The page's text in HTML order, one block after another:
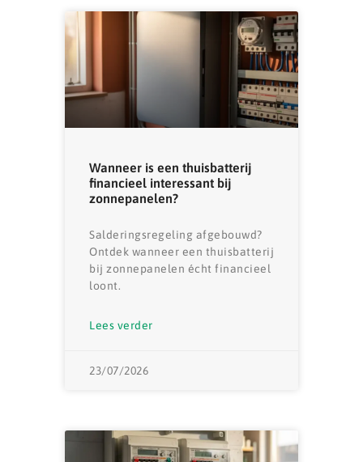
Wanneer is een thuisbatterij
financieel interessant bij
zonnepanelen?
Salderingsregeling afgebouwd?
Ontdek wanneer een thuisbatterij
bij zonnepanelen écht financieel
loont.
Lees verder
23/07/2026